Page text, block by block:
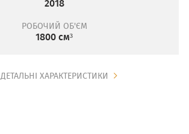
2018
РОБОЧИЙ ОБ'ЄМ
1800 см³
ДЕТАЛЬНІ ХАРАКТЕРИСТИКИ